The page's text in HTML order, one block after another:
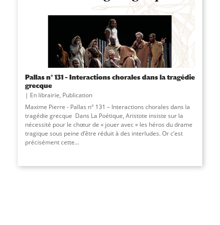
Pallas n° 131 – Interactions chorales dans la tragédie
grecque
En librairie, Publication
Maxime Pierre - Pallas n° 131 – Interactions chorales dans la
tragédie grecque Dans La Poétique, Aristote insiste sur la
nécessité pour le chœur de « jouer avec » les héros du drame
tragique sous peine d’être réduit à des interludes. Or c’est
précisément cette...